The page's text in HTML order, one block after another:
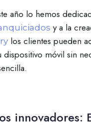
año lo hemos
y a la
los clientes pueden
dispositivo móvil sin
innovadores: